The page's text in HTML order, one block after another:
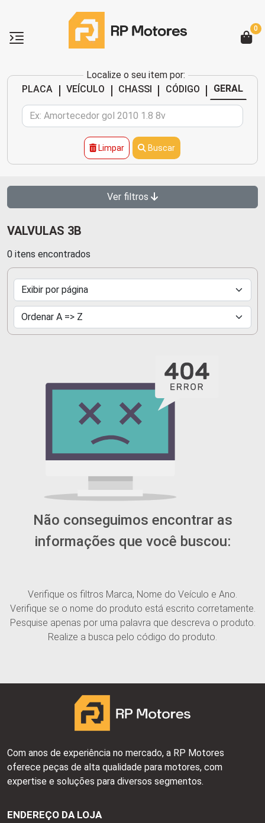
Localize o seu item por:
PLACA
| VEÍCULO | CHASSI | CÓDIGO | GERAL
Limpar Buscar
0
Ver filtros
VALVULAS 3B
0 itens encontrados
Não conseguimos encontrar as
informações que você buscou:
Verifique os filtros Marca, Nome do Veículo e Ano.
Verifique se o nome do produto está escrito corretamente.
Pesquise apenas por uma palavra que descreva o produto.
Realize a busca pelo código do produto.
Com anos de experiência no mercado, a RP Motores
oferece peças de alta qualidade para motores, com
expertise e soluções para diversos segmentos.
ENDEREÇO DA LOJA